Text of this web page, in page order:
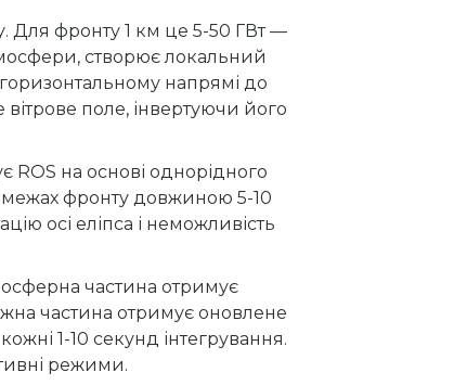
Для фронту 1 км це 5-50 ГВт —
створює локальний
горизонтальному напрямі до
поле, інвертуючи його
ROS на основі однорідного
межах фронту довжиною 5-10
осі еліпса і неможливість
частина отримує
частина отримує оновлене
1-10 секунд інтегрування.
режими.